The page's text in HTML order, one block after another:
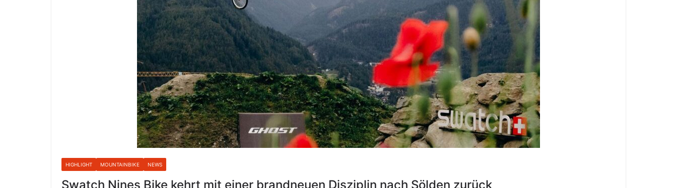
HIGHLIGHT MOUNTAINBIKE NEWS
Swatch Nines Bike kehrt mit einer brandneuen Disziplin nach Sölden zurück